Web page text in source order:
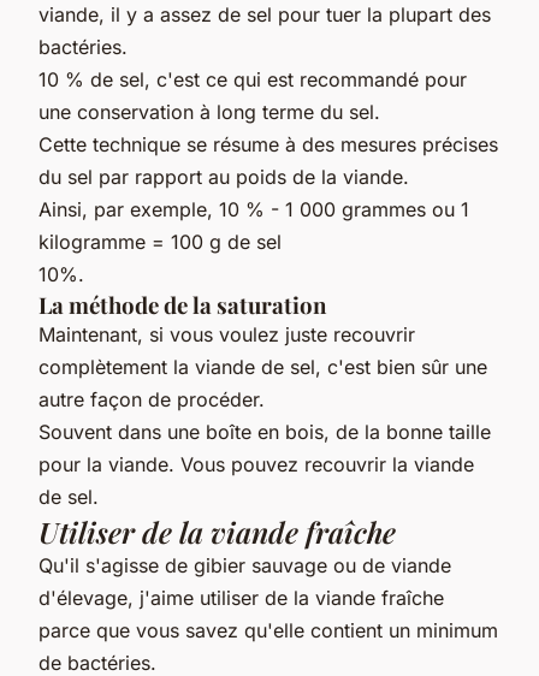
viande, il y a assez de sel pour tuer la plupart des
bactéries.
10 % de sel, c'est ce qui est recommandé pour
une conservation à long terme du sel.
Cette technique se résume à des mesures précises
du sel par rapport au poids de la viande.
Ainsi, par exemple, 10 % - 1 000 grammes ou 1
kilogramme = 100 g de sel
10%.
La méthode de la saturation
Maintenant, si vous voulez juste recouvrir
complètement la viande de sel, c'est bien sûr une
autre façon de procéder.
Souvent dans une boîte en bois, de la bonne taille
pour la viande. Vous pouvez recouvrir la viande
de sel.
Utiliser de la viande fraîche
Qu'il s'agisse de gibier sauvage ou de viande
d'élevage, j'aime utiliser de la viande fraîche
parce que vous savez qu'elle contient un minimum
de bactéries.